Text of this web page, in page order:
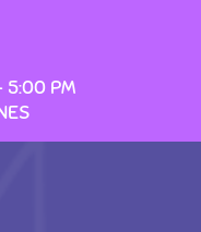
5:00 PM